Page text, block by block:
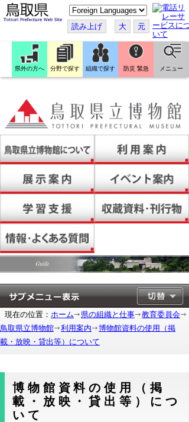
こ
の
ペ
ー
ジ
翻
訳
す
読み上げ 大 元
県外の方へ 分野で探す 組織で探す 防災 緊急 メニュー
現在の位置： ホーム 県の組織と仕事
教育委員会
鳥取県立博物館
利用案内
博物館資料の使用（掲
載・放映・貸出等）について
博物館資料の使用（掲
載・放映・貸出等）につ
いて